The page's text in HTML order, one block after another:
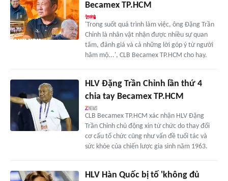
Becamex TP.HCM
'Trong suốt quá trình làm việc, ông Đặng Trần
Chỉnh là nhân vật nhận được nhiều sự quan
tâm, đánh giá và cả những lời góp ý từ người
hâm mộ...', CLB Becamex TP.HCM cho hay.
HLV Đặng Trần Chỉnh lần thứ 4
chia tay Becamex TP.HCM
CLB Becamex TP.HCM xác nhận HLV Đặng
Trần Chỉnh chủ động xin từ chức do thay đổi
cơ cấu tổ chức cũng như vấn đề tuổi tác và
sức khỏe của chiến lược gia sinh năm 1963.
HLV Hàn Quốc bị tố 'không đủ